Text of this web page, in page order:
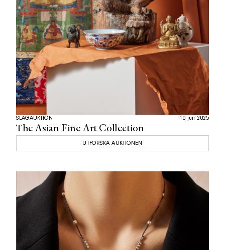
The Asian Fine Art Collection
SLAGAUKTION 10 jun 2025
UTFORSKA AUKTIONEN